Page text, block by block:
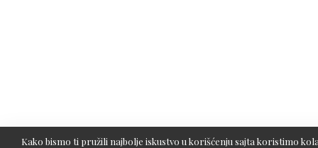
Kako bismo ti pružili najbolje iskustvo u korišćenju sajta koristimo